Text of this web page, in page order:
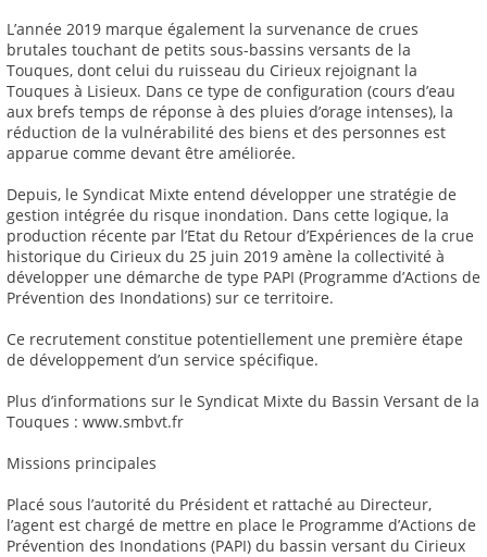
L’année 2019 marque également la survenance de crues
brutales touchant de petits sous-bassins versants de la
Touques, dont celui du ruisseau du Cirieux rejoignant la
Touques à Lisieux. Dans ce type de configuration (cours d’eau
aux brefs temps de réponse à des pluies d’orage intenses), la
réduction de la vulnérabilité des biens et des personnes est
apparue comme devant être améliorée.
Depuis, le Syndicat Mixte entend développer une stratégie de
gestion intégrée du risque inondation. Dans cette logique, la
production récente par l’Etat du Retour d’Expériences de la crue
historique du Cirieux du 25 juin 2019 amène la collectivité à
développer une démarche de type PAPI (Programme d’Actions de
Prévention des Inondations) sur ce territoire.
Ce recrutement constitue potentiellement une première étape
de développement d’un service spécifique.
Plus d’informations sur le Syndicat Mixte du Bassin Versant de la
Touques : www.smbvt.fr
Missions principales
Placé sous l’autorité du Président et rattaché au Directeur,
l’agent est chargé de mettre en place le Programme d’Actions de
Prévention des Inondations (PAPI) du bassin versant du Cirieux